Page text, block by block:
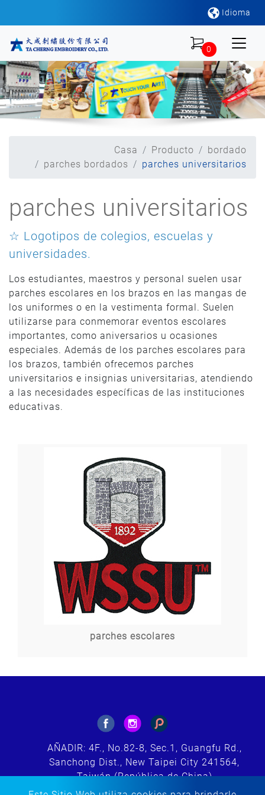
Idioma
0
Casa Producto
bordado
parches bordados
parches universitarios
parches universitarios
☆ Logotipos de colegios, escuelas y
universidades.
Los estudiantes, maestros y personal suelen usar
parches escolares en los brazos en las mangas de
los uniformes o en la vestimenta formal. Suelen
utilizarse para conmemorar eventos escolares
importantes, como aniversarios u ocasiones
especiales. Además de los parches escolares para
los brazos, también ofrecemos parches
universitarios e insignias universitarias, atendiendo
a las necesidades específicas de las instituciones
educativas.
parches escolares
AÑADIR: 4F., No.82-8, Sec.1, Guangfu Rd.,
Sanchong Dist., New Taipei City 241564,
Taiwán (República de China)
CORREO ELECTRÓNICO: